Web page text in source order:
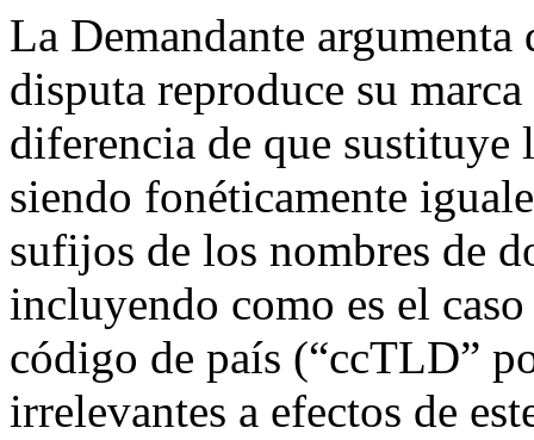
La Demandante
disputa reproduce su
diferencia de que sustituye
siendo fonéticamente
sufijos de los nombres de
incluyendo como es el
código de país (“ccTLD”
irrelevantes a efectos de